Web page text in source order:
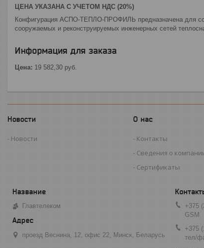
ЦЕНА УКАЗАНА С УЧЕТОМ НДС (20%)
Конфигурация АСПО-ТЕПЛО-ПРОФИЛЬ предназначена для
сооружаемых и реконструируемых инженерных сетей
Информация для заказа
Цена: 19 582,30 руб.
Новости
Новости
О нас
Контакты
Сведения о
Сертификаты
Главтелеком
проезд Веснина, 12, офис 22, Минск, Беларусь
+375
GSM
+375
тел/